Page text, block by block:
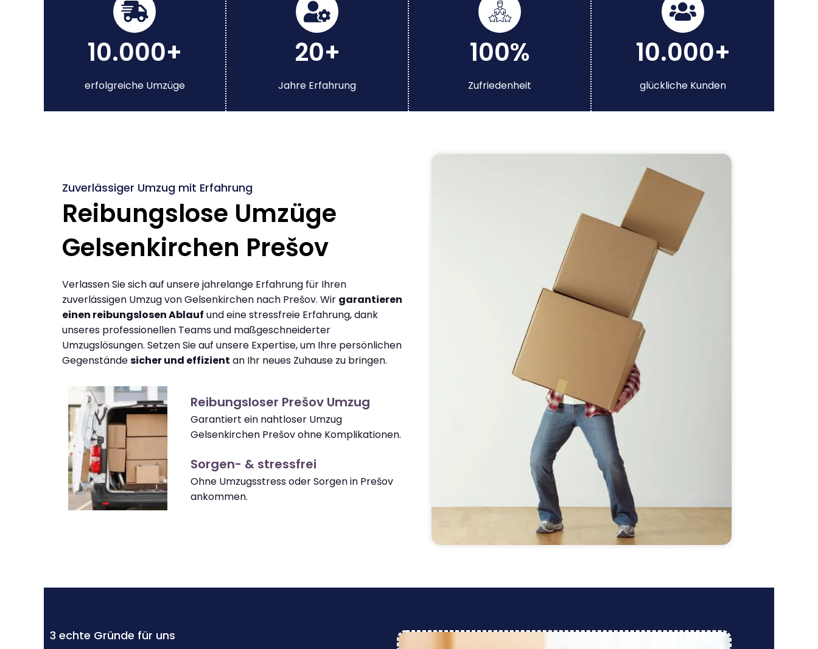
10.000+
erfolgreiche Umzüge
20+
Jahre Erfahrung
100%
Zufriedenheit
10.000+
glückliche Kunden
Zuverlässiger Umzug mit Erfahrung
Reibungslose Umzüge
Gelsenkirchen Prešov
Verlassen Sie sich auf unsere jahrelange Erfahrung für Ihren
zuverlässigen Umzug von Gelsenkirchen nach Prešov. Wir garantieren
einen reibungslosen Ablauf und eine stressfreie Erfahrung, dank
unseres professionellen Teams und maßgeschneiderter
Umzugslösungen. Setzen Sie auf unsere Expertise, um Ihre persönlichen
Gegenständesicher und effizient an Ihr neues Zuhause zu bringen.
Reibungsloser Prešov Umzug
Garantiert ein nahtloser Umzug
Gelsenkirchen Prešov ohne Komplikationen.
Sorgen- & stressfrei
Ohne Umzugsstress oder Sorgen in Prešov
ankommen.
3 echte Gründe für uns